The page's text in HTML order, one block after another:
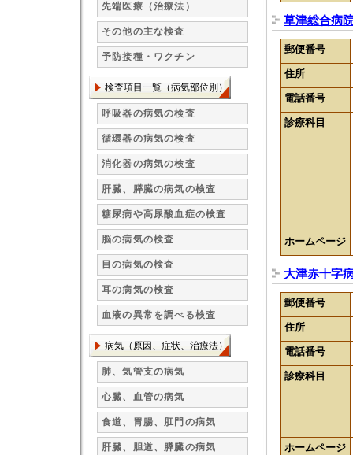
草津総合病
郵便番号
住所
電話番号
診療科目
ホームページ
大津赤十字
郵便番号
住所
電話番号
診療科目
ホームページ
先端医療（治療法）
その他の主な検査
予防接種・ワクチン
検査項目一覧（病気部位別）
呼吸器の病気の検査
循環器の病気の検査
消化器の病気の検査
肝臓、膵臓の病気の検査
糖尿病や高尿酸血症の検査
脳の病気の検査
目の病気の検査
耳の病気の検査
血液の異常を調べる検査
病気（原因、症状、治療法）
肺、気管支の病気
心臓、血管の病気
食道、胃腸、肛門の病気
肝臓、胆道、膵臓の病気